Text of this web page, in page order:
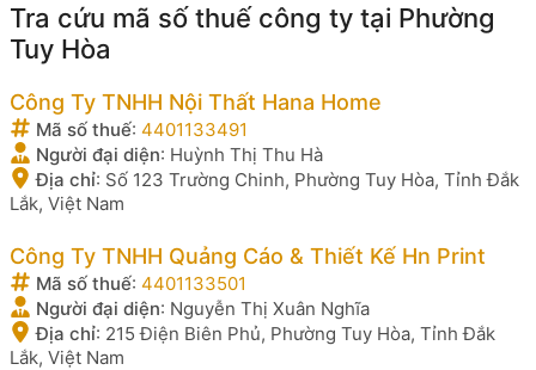
Tra cứu mã số thuế công ty tại Phường
Tuy Hòa
Công Ty TNHH Nội Thất Hana Home
Mã số thuế: 4401133491
Người đại diện: Huỳnh Thị Thu Hà
Địa chỉ: Số 123 Trường Chinh, Phường Tuy Hòa, Tỉnh Đắk
Lắk, Việt Nam
Công Ty TNHH Quảng Cáo & Thiết Kế Hn Print
Mã số thuế: 4401133501
Người đại diện: Nguyễn Thị Xuân Nghĩa
Địa chỉ: 215 Điện Biên Phủ, Phường Tuy Hòa, Tỉnh Đắk
Lắk, Việt Nam